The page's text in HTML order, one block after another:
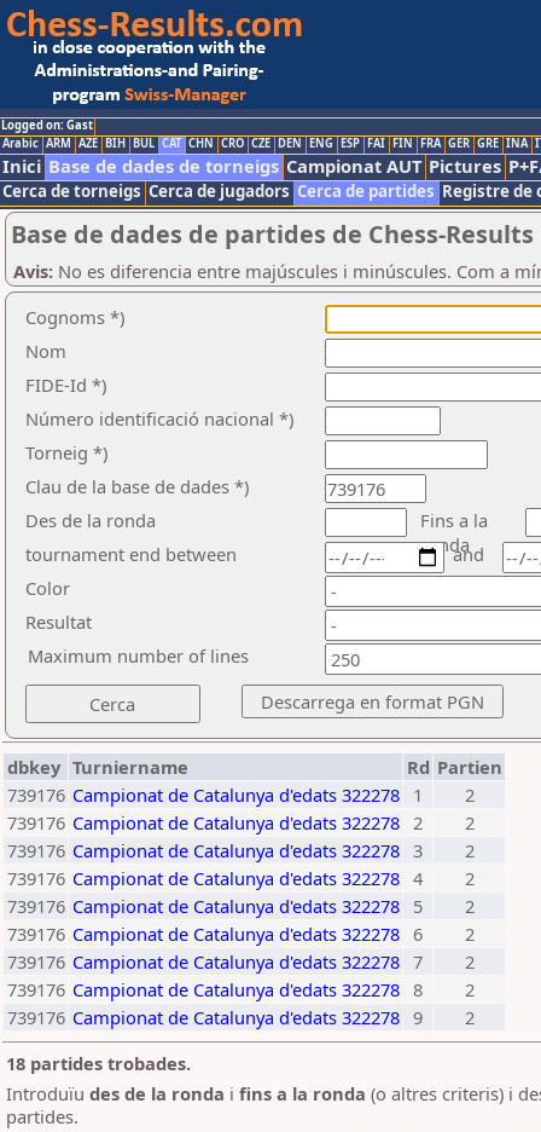
Logged on: Gast
Arabic ARM AZE BIH BUL CAT CHN CRO CZE DEN ENG ESP FAI FIN FRA GER GRE INA
Inici Base de dades de torneigs Campionat AUT Pictures
Cerca de torneigs Cerca de jugadors Cerca de partides Registre de
Base de dades de partides de Chess-Results
Avis: No es diferencia entre majúscules i minúscules. Com a
Cognoms *)
Nom
FIDE-Id *)
Número identificació nacional *)
Torneig *)
Clau de la base de dades *)
Des de la ronda
Fins a la
ronda
tournament end between
Color
Resultat
and
Maximum number of lines
dbkey Turniername Rd Partien
739176 Campionat de Catalunya d'edats 322278 1
2
739176 Campionat de Catalunya d'edats 322278 2
2
739176 Campionat de Catalunya d'edats 322278 3
2
739176 Campionat de Catalunya d'edats 322278 4
2
739176 Campionat de Catalunya d'edats 322278 5
2
739176 Campionat de Catalunya d'edats 322278 6
2
739176 Campionat de Catalunya d'edats 322278 7
2
739176 Campionat de Catalunya d'edats 322278 8
2
739176 Campionat de Catalunya d'edats 322278 9
2
18 partides trobades.
Introduïu des de la ronda i fins a la ronda (o altres criteris) i
partides.